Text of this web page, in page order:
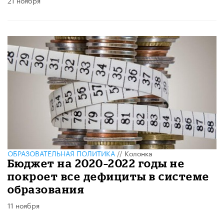
ОБРАЗОВАТЕЛЬНАЯ ПОЛИТИКА//Колонка
Бюджет на 2020–2022 годы не
покроет все дефициты в системе
образования
11 ноября